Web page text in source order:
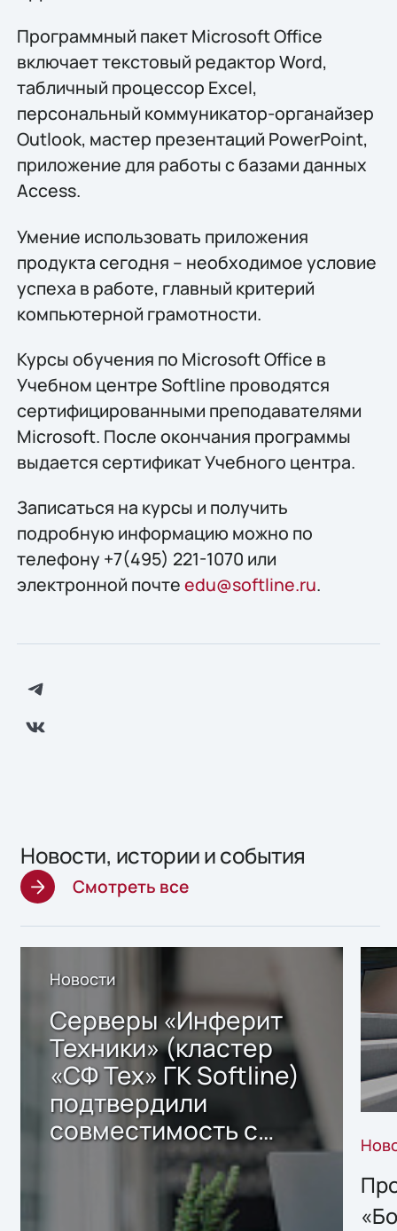
Программный пакет Microsoft Office
включает текстовый редактор Word,
табличный процессор Excel,
персональный коммуникатор-органайзер
Outlook, мастер презентаций PowerPoint,
приложение для работы с базами данных
Access.
Умение использовать приложения
продукта сегодня – необходимое условие
успеха в работе, главный критерий
компьютерной грамотности.
Курсы обучения по Microsoft Office в
Учебном центре Softline проводятся
сертифицированными преподавателями
Microsoft. После окончания программы
выдается сертификат Учебного центра.
Записаться на курсы и получить
подробную информацию можно по
телефону +7(495) 221-1070 или
электронной почтеedu@softline.ru.
Новости, истории и события
Смотреть все
Новости
Серверы «Инферит
Техники» (кластер
«СФ Тех» ГК Softline)
подтвердили
совместимость с
решением Sharx
Storage 2.x для
хранения данных